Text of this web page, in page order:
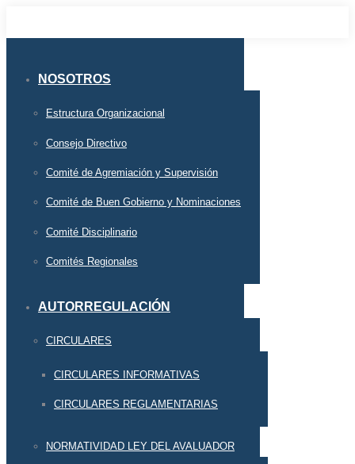
NOSOTROS
Estructura Organizacional
Consejo Directivo
Comité de Agremiación y Supervisión
Comité de Buen Gobierno y Nominaciones
Comité Disciplinario
Comités Regionales
AUTORREGULACIÓN
CIRCULARES
CIRCULARES INFORMATIVAS
CIRCULARES REGLAMENTARIAS
NORMATIVIDAD LEY DEL AVALUADOR